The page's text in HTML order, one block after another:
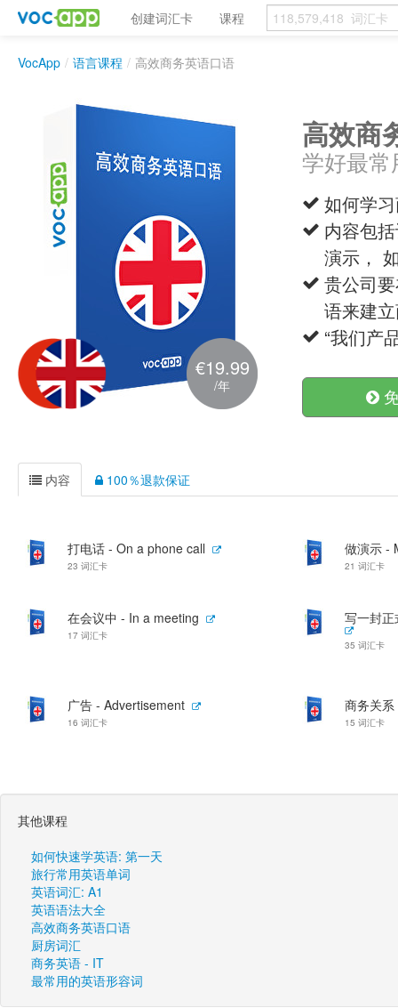
创建词汇卡 课程
VocApp / 语言课程 / 高效商务英语口语
€19.99
/年
高效商
学好最
如何学
内容包
演示，
贵公司
语来建
“我们产
内容 100％退款保证
打电话 - On a phone call
23 词汇卡
做演示 -
21 词汇卡
在会议中 - In a meeting
17 词汇卡
写一封
35 词汇卡
广告 - Advertisement
16 词汇卡
商务关
15 词汇卡
其他课程
如何快速学英语: 第一天
旅行常用英语单词
英语词汇: A1
英语语法大全
高效商务英语口语
厨房词汇
商务英语 - IT
最常用的英语形容词